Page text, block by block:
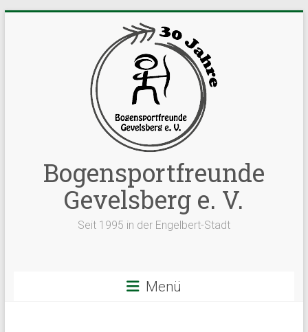
Bogensportfreunde
Gevelsberg e. V.
Seit 1995 in der Engelbert-Stadt
Menü